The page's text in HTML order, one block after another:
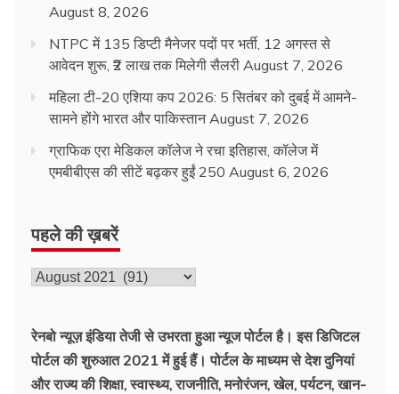
August 8, 2026
NTPC में 135 डिप्टी मैनेजर पदों पर भर्ती, 12 अगस्त से
आवेदन शुरू, ₹2 लाख तक मिलेगी सैलरी August 7, 2026
महिला टी-20 एशिया कप 2026: 5 सितंबर को दुबई में आमने-
सामने होंगे भारत और पाकिस्तान August 7, 2026
ग्राफिक एरा मेडिकल कॉलेज ने रचा इतिहास, कॉलेज में
एमबीबीएस की सीटें बढ़कर हुईं 250 August 6, 2026
पहले की ख़बरें
पहले
रेनबो न्यूज़ इंडिया तेजी से उभरता हुआ न्‍यूज पोर्टल है। इस डिजिटल
पोर्टल की शुरुआत 2021 में हुई हैं। पोर्टल के माध्यम से देश दुनियां
और राज्य की शिक्षा, स्वास्थ्य, राजनीति, मनोरंजन, खेल, पर्यटन, खान-